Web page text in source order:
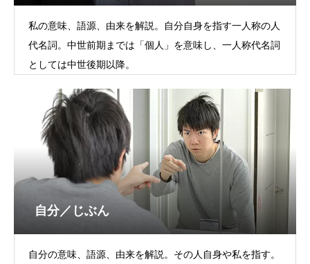
私の意味、語源、由来を解説。自分自身を指す一人称の人
代名詞。中世前期までは「個人」を意味し、一人称代名詞
としては中世後期以降。
自分／じぶん
自分の意味、語源、由来を解説。その人自身や私を指す。